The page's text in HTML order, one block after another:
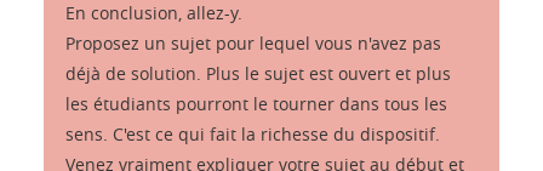
En conclusion, allez-y.
Proposez un sujet pour lequel vous n'avez pas
déjà de solution. Plus le sujet est ouvert et plus
les étudiants pourront le tourner dans tous les
sens. C'est ce qui fait la richesse du dispositif.
Venez vraiment expliquer votre sujet au début et